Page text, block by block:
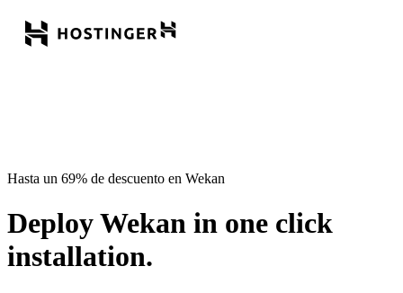
Hasta un 69% de descuento en Wekan
Deploy Wekan in one click
installation.